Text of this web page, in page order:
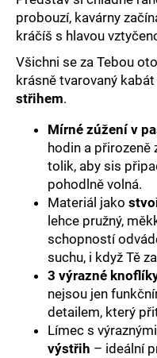
probouzí, kavárny
kráčíš s hlavou
Všichni se za Tebou
krásně tvarovaný kabát
střihem.
Mírné zúžení v
hodin a přirozeně
tolik, aby sis
pohodlně volná.
Materiál jako
lehce pružný,
schopností
suchu, i když Tě
3 výrazné
nejsou jen
detailem, který
Límec s
výstřih – ideální
u
j
e
m
e